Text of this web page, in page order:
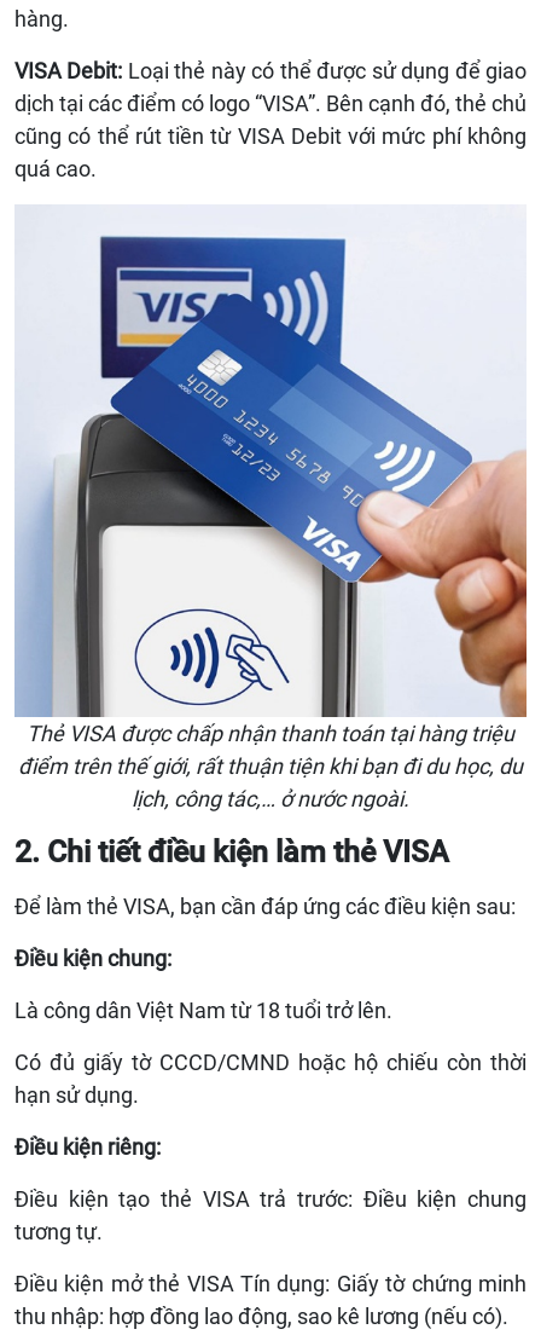
hàng.
VISA Debit: Loại thẻ này có thể được sử dụng để giao
dịch tại các điểm có logo “VISA”. Bên cạnh đó, thẻ chủ
cũng có thể rút tiền từ VISA Debit với mức phí không
quá cao.
Thẻ VISA được chấp nhận thanh toán tại hàng triệu
điểm trên thế giới, rất thuận tiện khi bạn đi du học, du
lịch, công tác,… ở nước ngoài.
2. Chi tiết điều kiện làm thẻ VISA
Để làm thẻ VISA, bạn cần đáp ứng các điều kiện sau:
Điều kiện chung:
Là công dân Việt Nam từ 18 tuổi trở lên.
Có đủ giấy tờ CCCD/CMND hoặc hộ chiếu còn thời
hạn sử dụng.
Điều kiện riêng:
Điều kiện tạo thẻ VISA trả trước: Điều kiện chung
tương tự.
Điều kiện mở thẻ VISA Tín dụng: Giấy tờ chứng minh
thu nhập: hợp đồng lao động, sao kê lương (nếu có).